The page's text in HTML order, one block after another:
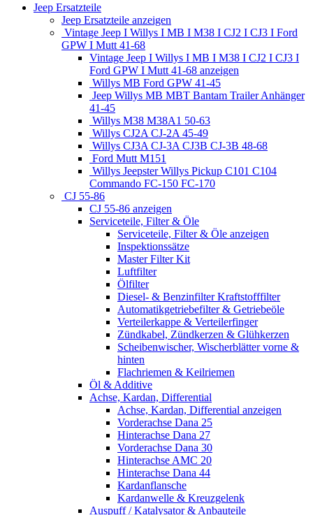
Jeep Ersatzteile
Jeep Ersatzteile anzeigen
Vintage Jeep I Willys I MB I M38 I CJ2 I CJ3 I Ford
GPW I Mutt 41-68
Vintage Jeep I Willys I MB I M38 I CJ2 I CJ3 I
Ford GPW I Mutt 41-68 anzeigen
Willys MB Ford GPW 41-45
Jeep Willys MB MBT Bantam Trailer Anhänger
41-45
Willys M38 M38A1 50-63
Willys CJ2A CJ-2A 45-49
Willys CJ3A CJ-3A CJ3B CJ-3B 48-68
Ford Mutt M151
Willys Jeepster Willys Pickup C101 C104
Commando FC-150 FC-170
CJ 55-86
CJ 55-86 anzeigen
Serviceteile, Filter & Öle
Serviceteile, Filter & Öle anzeigen
Inspektionssätze
Master Filter Kit
Luftfilter
Ölfilter
Diesel- & Benzinfilter Kraftstofffilter
Automatikgetriebefilter & Getriebeöle
Verteilerkappe & Verteilerfinger
Zündkabel, Zündkerzen & Glühkerzen
Scheibenwischer, Wischerblätter vorne &
hinten
Flachriemen & Keilriemen
Öl & Additive
Achse, Kardan, Differential
Achse, Kardan, Differential anzeigen
Vorderachse Dana 25
Hinterachse Dana 27
Vorderachse Dana 30
Hinterachse AMC 20
Hinterachse Dana 44
Kardanflansche
Kardanwelle & Kreuzgelenk
Auspuff / Katalysator & Anbauteile